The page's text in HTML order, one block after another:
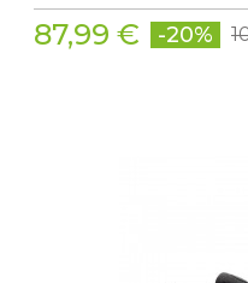
87,99 € -20%